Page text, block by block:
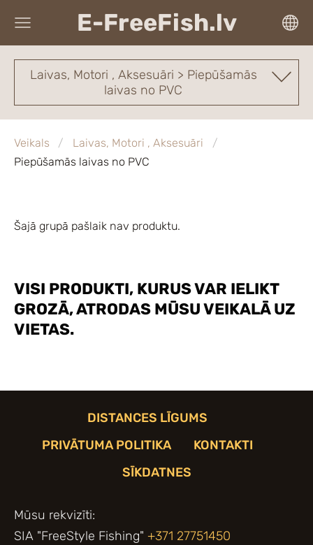
E-FreeFish.lv
Laivas, Motori , Aksesuāri > Piepūšamās
laivas no PVC
VISI PRODUKTI, KURUS VAR IELIKT
GROZĀ, ATRODAS MŪSU VEIKALĀ UZ
VIETAS.
Veikals
Laivas, Motori , Aksesuāri
Piepūšamās laivas no PVC
Šajā grupā pašlaik nav produktu.
DISTANCES LĪGUMS
PRIVĀTUMA POLITIKA
KONTAKTI
SĪKDATNES
Mūsu rekvizīti:
SIA "FreeStyle Fishing" +371 27751450